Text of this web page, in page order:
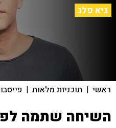
גיא פלג
ראשי | תוכניות מלאות |
השיחה שתמה